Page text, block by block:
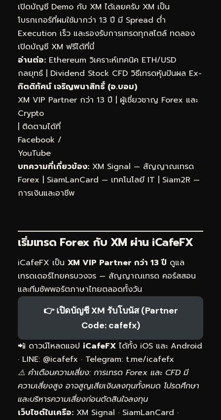
เปิดบัญชี Demo กับ XM ได้เลยครับ XM เป็น
โบรกเกอร์ที่ผมใช้มากว่า 13 ปี มี Spread ต่ำ
Execution เร็ว และรองรับการเทรดทุกสไตล์ ทดลอง
เปิดบัญชี XM ฟรีได้ที่นี่
อ่านต่อ: Ethereum วิเคราะห์เทคนิค ETH/USD
กลยุทธ์ | Dividend Stock CFD วิธีเทรดหุ้นปันผล Ex-
กิตติทัศน์ เจริญพนาสิทธิ์ (อ.บอม)
XM VIP Partner กว่า 13 ปี | ผู้เชี่ยวชาญ Forex และ
Crypto
| ติดตามได้ที่
Facebook /
YouTube
บทความที่เกี่ยวข้อง: XM Signal — สัญญาณเทรด
Forex | SiamLanCard — เทคโนโลยี IT | Siam2R —
การเงินและอาชีพ
เริ่มเทรด Forex กับ XM ผ่าน iCafeFX
iCafeFX เป็น XM VIP Partner กว่า 13 ปี ดูแล
เทรดเดอร์ไทยครบวงจร — สัญญาณเทรด คอร์สสอน
และทีมซัพพอร์ตภาษาไทยตลอดทั้งวัน
👉 เปิดบัญชี XM รับโบนัส (Partner
Code: cafefx)
📲 ดาวน์โหลดแอป iCafeFX ได้ทั้ง iOS และ Android
· LINE: @icafefx · Telegram: t.me/icafefx
⚠️ คำเตือนความเสี่ยง: การเทรด Forex และ CFD มี
ความเสี่ยงสูง อาจสูญเสียเงินลงทุนทั้งหมด โปรดศึกษา
และบริหารความเสี่ยงก่อนตัดสินใจลงทุน
เว็บไซต์ในเครือ: XM Signal · SiamLanCard ·